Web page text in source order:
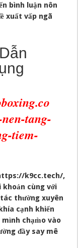
bình luận nôn
xuất vấp ngã
tang-
tiem-
k9cc.tech/,
khoản cùng với
thường xuyên
cạnh khiến
chạm̀o vào
đầy say mê